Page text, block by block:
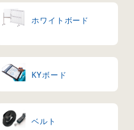
ホワイトボード
KYボード
ベルト